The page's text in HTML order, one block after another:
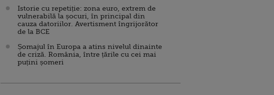
Istorie cu repetiție: zona euro, extrem de
vulnerabilă la șocuri, în principal din
cauza datoriilor. Avertisment îngrijorător
de la BCE
Șomajul în Europa a atins nivelul dinainte
de criză. România, între țările cu cei mai
puțini șomeri